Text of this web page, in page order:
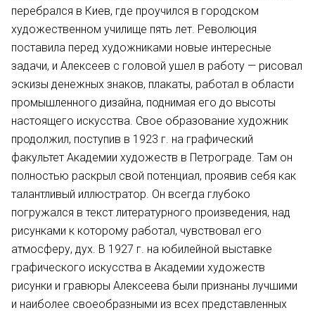
перебрался в Киев, где проучился в городском
художественном училище пять лет. Революция
поставила перед художниками новые интересные
задачи, и Алексеев с головой ушел в работу — рисовал
эскизы денежных знаков, плакаты, работал в области
промышленного дизайна, поднимая его до высоты
настоящего искусства. Свое образование художник
продолжил, поступив в 1923 г. на графический
факультет Академии художеств в Петрограде. Там он
полностью раскрыл свой потенциал, проявив себя как
талантливый иллюстратор. Он всегда глубоко
погружался в текст литературного произведения, над
рисунками к которому работал, чувствовал его
атмосферу, дух. В 1927 г. на юбилейной выставке
графического искусства в Академии художеств
рисунки и гравюры Алексеева были признаны лучшими
и наиболее своеобразными из всех представленных